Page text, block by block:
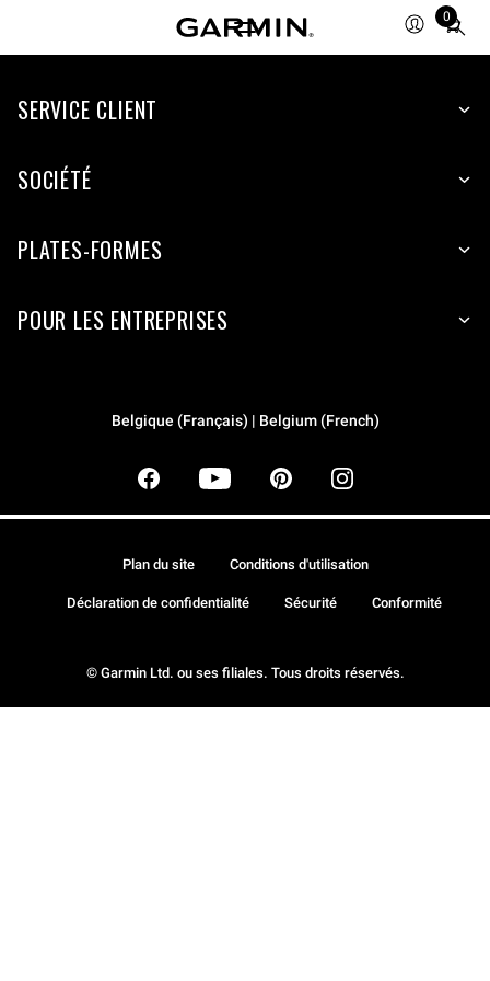
0
Total
items
cart:
SERVICE CLIENT
SOCIÉTÉ
PLATES-FORMES
POUR LES ENTREPRISES
Belgique (Français) | Belgium (French)
© Garmin Ltd. ou ses filiales. Tous droits réservés.
Plan du site Conditions d'utilisation
Déclaration de confidentialité Sécurité Conformité